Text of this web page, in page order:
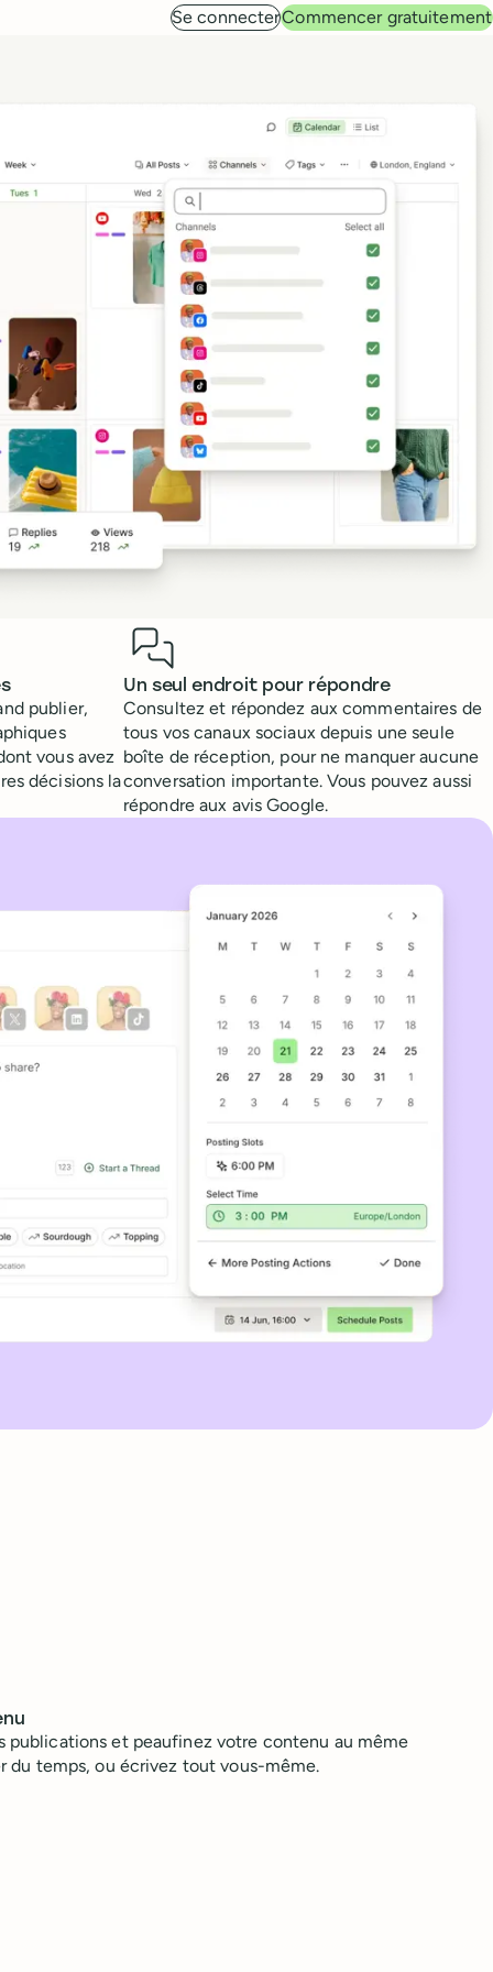
Se connecterCommencer gratuitement
publier,
vous avez
décisions la
Un seul endroit pour répondre
Consultez et répondez aux commentaires de
tous vos canaux sociaux depuis une seule
boîte de réception, pour ne manquer aucune
conversation importante. Vous pouvez aussi
répondre aux avis Google.
publications et peaufinez votre contenu au même
du temps, ou écrivez tout vous-même.